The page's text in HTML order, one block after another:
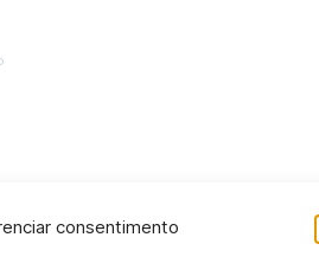
consentimento